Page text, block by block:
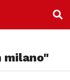
milano"